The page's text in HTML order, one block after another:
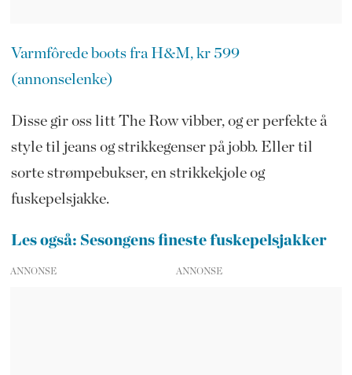
Varmfôrede boots fra H&M, kr 599
(annonselenke)
Disse gir oss litt The Row vibber, og er perfekte å
style til jeans og strikkegenser på jobb. Eller til
sorte strømpebukser, en strikkekjole og
fuskepelsjakke.
Les også: Sesongens fineste fuskepelsjakker
ANNONSE